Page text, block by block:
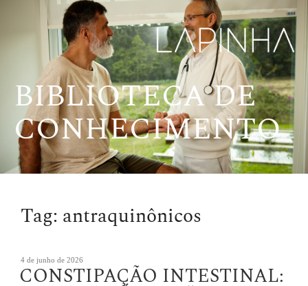
BIBLIOTECA DE
CONHECIMENTO
Tag: antraquinônicos
Publicado
em
4 de junho de 2026
CONSTIPAÇÃO INTESTINAL: